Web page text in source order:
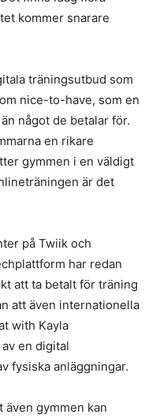
kommer snarare
träningsutbud som
nice-to-have, som en
något de betalar för.
en rikare
gymmen i en väldigt
är det
på Twiik och
har redan
att ta betalt för träning
att även internationella
with Kayla
en digital
fysiska anläggningar.
gymmen kan